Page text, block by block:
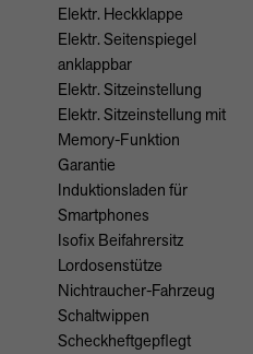
Elektr. Heckklappe
Elektr. Seitenspiegel
anklappbar
Elektr. Sitzeinstellung
Elektr. Sitzeinstellung mit
Memory-Funktion
Garantie
Induktionsladen für
Smartphones
Isofix Beifahrersitz
Lordosenstütze
Nichtraucher-Fahrzeug
Schaltwippen
Scheckheftgepflegt